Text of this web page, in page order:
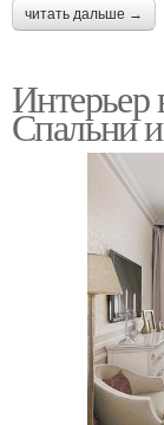
читать дальше →
Интерьер
Спальни